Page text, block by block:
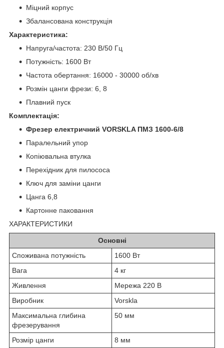
Міцний корпус
Збалансована конструкція
Характеристика:
Напруга/частота: 230 В/50 Гц
Потужність: 1600 Вт
Частота обертання: 16000 - 30000 об/хв
Розмін цанги фрези: 6, 8
Плавний пуск
Комплектація:
Фрезер електричний VORSKLA ПМЗ 1600-6/8
Паралельний упор
Копіювальна втулка
Перехідник для пилососа
Ключ для заміни цанги
Цанга 6,8
Картонне паковання
ХАРАКТЕРИСТИКИ
Основні
Споживана потужність
1600 Вт
Вага
4 кг
Живлення
Мережа 220 В
Виробник
Vorskla
Максимальна глибина
фрезерування
50 мм
Розмір цанги
8 мм